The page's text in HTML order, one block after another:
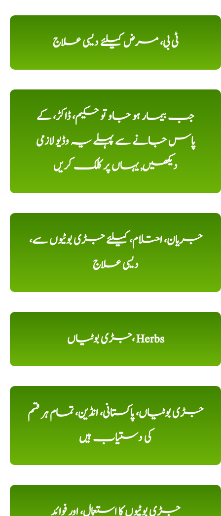
ٹی بی، مرض کیلئے دیسی علاج
جب بیمار ہو جاو تو حکیم، ڈاکڑ، کے
پاس جانے سے پہلے یہ وڈیو لازمی
دیکھیں, یہاں پر کلک کریں
جریان، احتلام، کیلئے جڑی بوٹیوں سے،
دیسی علاج
جڑی بوٹیاں، Herbs
جڑی بوٹیاں، پاکستانی، انڈین، تمام ہر قسم
کی دستیاب ہیں
جڑی بوٹیوں کا استعمال، اور فوائد